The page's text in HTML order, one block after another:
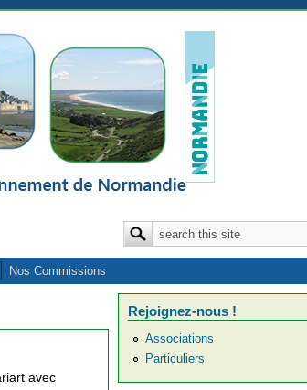
Formulaire de recherche
Rechercher
Nos Commissions
avec
Rejoignez-nous !
Associations
Particuliers